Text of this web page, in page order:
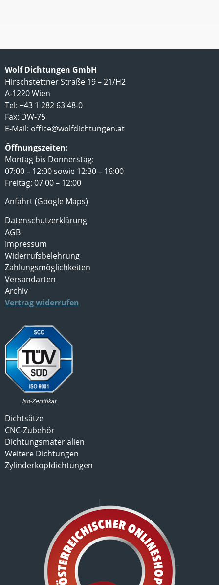
Wolf Dichtungen GmbH
Hirschstettner Straße 19 – 21/H2
A-1220 Wien
Tel: +43 1 282 63 48-0
Fax: DW-75
E-Mail: office@wolfdichtungen.at
Öffnungszeiten:
Montag bis Donnerstag:
07:00 – 12:00 sowie 12:30 – 16:00
Freitag: 07:00 – 12:00
Anfahrt (Google Maps)
Datenschutzerklärung
AGB
Impressum
Widerrufsbelehrung
Zahlungsmöglichkeiten
Versandarten
Archiv
Vertrag widerrufen
Iso-Zertifikat
Dichtsätze
CNC-Zubehör
Dichtungsmaterialien
Weitere Dichtungen
Zylinderkopfdichtungen